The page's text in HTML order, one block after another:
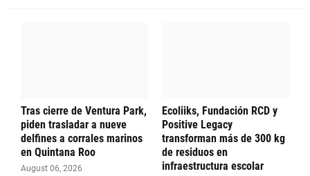
Tras cierre de Ventura Park,
piden trasladar a nueve
delfines a corrales marinos
en Quintana Roo
August 06, 2026
Ecoliiks, Fundación RCD y
Positive Legacy
transforman más de 300 kg
de residuos en
infraestructura escolar